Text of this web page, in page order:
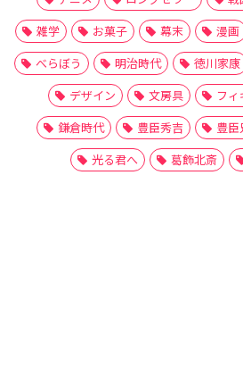
雑学
お菓子 幕末 漫画
べらぼう
明治時代 徳川家康
デザイン
文房具 フィ
鎌倉時代
豊臣秀吉 豊臣
光る君へ
葛飾北斎